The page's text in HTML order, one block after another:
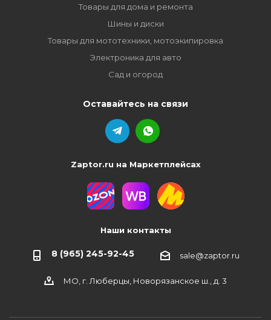
Товары для дома и ремонта
Шины и диски
Товары для мототехники, мотоэкипировка
Электроника для авто
Сад и огород
Оставайтесь на связи
Zaptor.ru на Маркетплейсах
Наши контакты
8 (965) 245-92-45 sale@zaptor.ru
МО, г. Люберцы, Новорязанское ш., д. 3